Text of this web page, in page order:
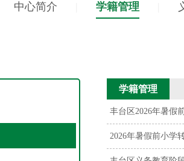
中心简介 学籍管理
学籍管理
丰台区2026年暑假
2026年暑假前小学